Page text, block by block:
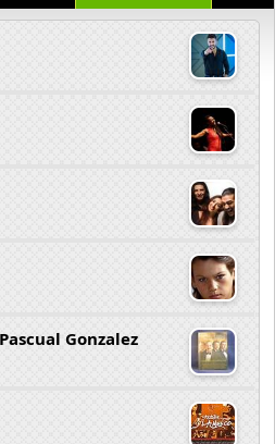
Gonzalez